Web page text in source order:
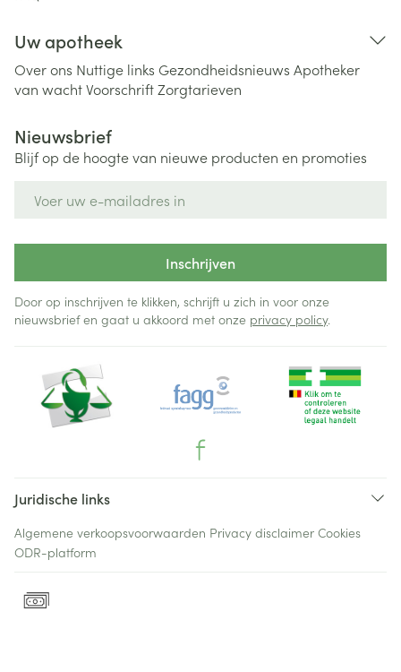
Uw apotheek
Over ons Nuttige links Gezondheidsnieuws Apotheker
van wachtVoorschriftZorgtarieven
Nieuwsbrief
Blijf op de hoogte van nieuwe producten en promoties
Inschrijven
Door op inschrijven te klikken, schrijft u zich in voor onze
nieuwsbrief en gaat u akkoord met onze privacy policy.
Juridische links
Algemene verkoopsvoorwaarden Privacy disclaimer Cookies
ODR-platform